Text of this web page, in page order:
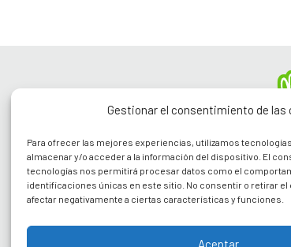
Gestionar el consentimiento de las
Para ofrecer las mejores experiencias, utilizamos
almacenar y/o acceder a la información del dispositivo. El
tecnologías nos permitirá procesar datos como el
identificaciones únicas en este sitio. No consentir o retirar
afectar negativamente a ciertas características y funciones.
Aceptar
Lo más nuevo
Promociones
Recetas